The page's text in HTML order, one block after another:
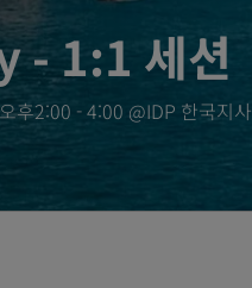
- 1:1 세션
후2:00 - 4:00 @IDP 한국지사